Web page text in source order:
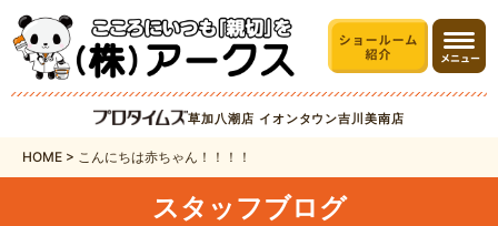
草加八潮店 イオンタウン吉川美南店
HOME > こんにちは赤ちゃん！！！！
スタッフブログ